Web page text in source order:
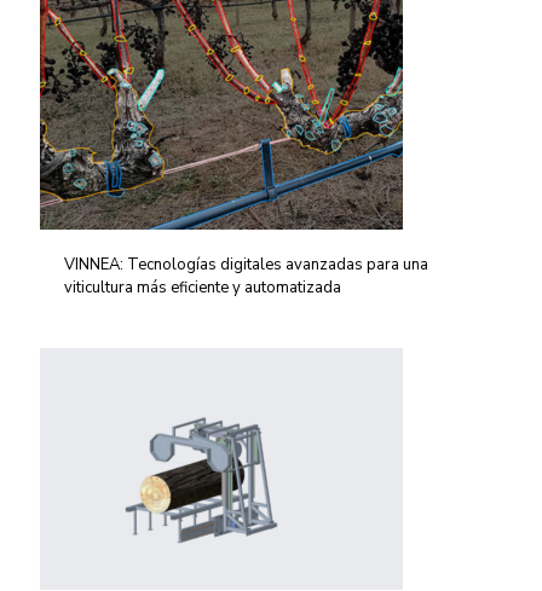
VINNEA: Tecnologías digitales avanzadas para una
viticultura más eficiente y automatizada